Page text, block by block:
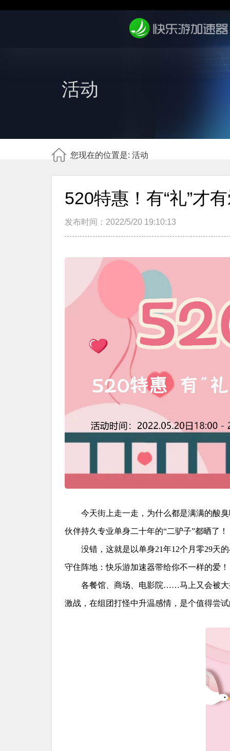
活动
您现在的位置是: 活动
520特惠！有“礼”才
发布时间：2022/5/20 19:10:13
今天街上走一走，为什么都是满满的酸
伙伴持久专业单身二十年的“二驴子”都晒了！
没错，这就是以单身21年12个月零29天
守住阵地：快乐游加速器带给你不一样的爱
各餐馆、商场、电影院……马上又会被大
激战，在组团打怪中升温感情，是个值得尝